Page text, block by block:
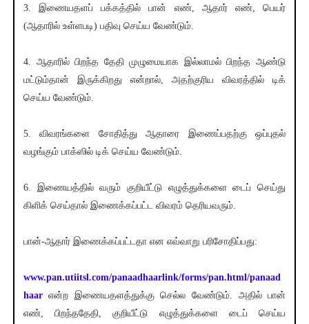
3. இணையதளப் பக்கத்தில் பான் எண், ஆதார் எண், பெயர்
(ஆதாரில் உள்ளபடி) பதிவு செய்ய வேண்டும்.
4. ஆதாரில் பிறந்த தேதி முழுமையாக இல்லாமல் பிறந்த ஆண்டு
மட்டும்தான் இருக்கிறது என்றால், அதற்குரிய விவரத்தில் டிக்
செய்ய வேண்டும்.
5. விவரங்களை சோதித்து ஆதாரை இணைப்பதற்கு ஒப்புதல்
வழங்கும் பாக்ஸில் டிக் செய்ய வேண்டும்.
6. இணையத்தில் வரும் குறியீட்டு எழுத்துக்களை டைப் செய்து
கிளிக் செய்தால் இணைக்கப்பட்ட விவரம் தெரியவரும்.
பான்-ஆதார் இணைக்கப்பட்டதா என எவ்வாறு பரிசோதிப்பது:
www.pan.utiitsl.com/panaadhaarlink/forms/pan.html/panaad
haarஎன்ற இணையதளத்துக்கு செல்ல வேண்டும். அதில் பான்
எண், பிறந்ததேதி, குறியீட்டு எழுத்துக்களை டைப் செய்ய